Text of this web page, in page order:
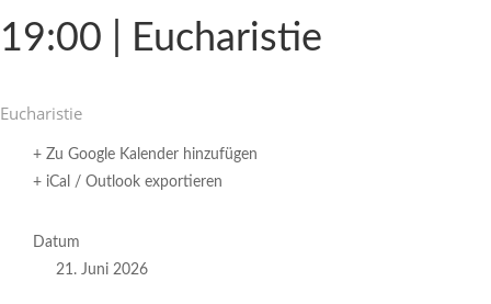
19:00 | Eucharistie
Eucha­ristie
+ Zu Google Kalender hinzufügen
+ iCal / Outlook exportieren
Datum
21. Juni 2026